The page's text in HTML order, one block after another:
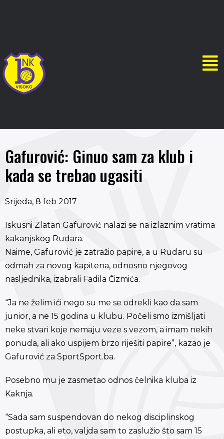
Gafurović: Ginuo sam za klub i
kada se trebao ugasiti
Srijeda, 8 feb 2017
Iskusni Zlatan Gafurović nalazi se na izlaznim vratima
kakanjskog Rudara.
Naime, Gafurović je zatražio papire, a u Rudaru su
odmah za novog kapitena, odnosno njegovog
nasljednika, izabrali Fadila Čizmića.
“Ja ne želim ići nego su me se odrekli kao da sam
junior, a ne 15 godina u klubu. Počeli smo izmišljati
neke stvari koje nemaju veze s vezom, a imam nekih
ponuda, ali ako uspijem brzo riješiti papire”, kazao je
Gafurović za SportSport.ba.
Posebno mu je zasmetao odnos čelnika kluba iz
Kaknja.
“Sada sam suspendovan do nekog disciplinskog
postupka, ali eto, valjda sam to zaslužio što sam 15